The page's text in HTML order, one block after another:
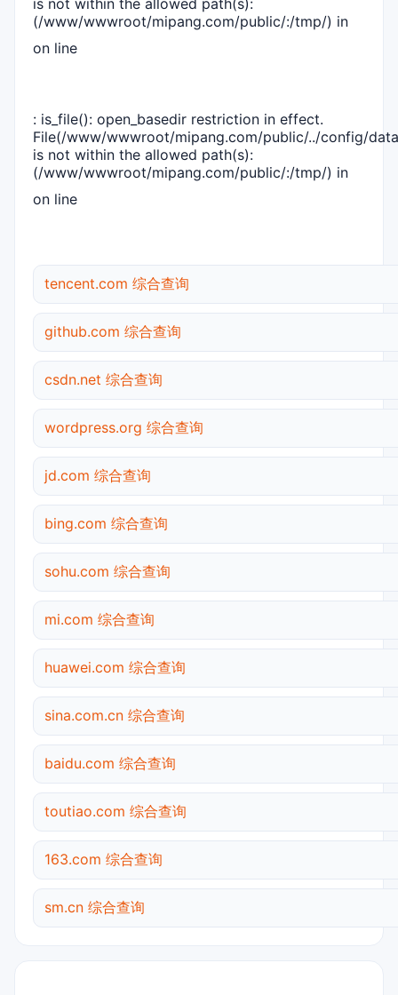
is not within the allowed path(s):
(/www/wwwroot/mipang.com/public/:/tmp/) in
on line
: is_file(): open_basedir restriction in effect.
File(/www/wwwroot/mipang.com/public/../config/
is not within the allowed path(s):
(/www/wwwroot/mipang.com/public/:/tmp/) in
on line
tencent.com 综合查询
github.com 综合查询
csdn.net 综合查询
wordpress.org 综合查询
jd.com 综合查询
bing.com 综合查询
sohu.com 综合查询
mi.com 综合查询
huawei.com 综合查询
sina.com.cn 综合查询
baidu.com 综合查询
toutiao.com 综合查询
163.com 综合查询
sm.cn 综合查询